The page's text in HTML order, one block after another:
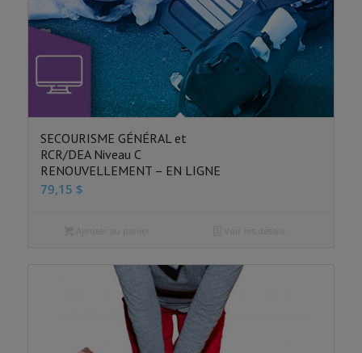
SECOURISME GÉNÉRAL et
RCR/DEA Niveau C
RENOUVELLEMENT – EN LIGNE
79,15 $